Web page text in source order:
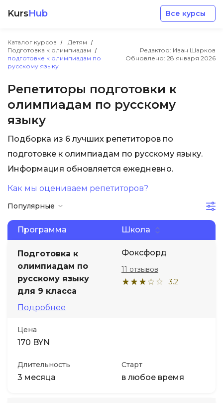
KursHub Все курсы
Каталог курсов
Детям
Подготовка к олимпиадам
подготовке к олимпиадам по
русскому языку
Редактор: Иван Шарков
Обновлено: 28 января 2026
Репетиторы подготовки к
олимпиадам по русскому
языку
Подборка из 6 лучших репетиторов по
подготовке к олимпиадам по русскому языку.
Информация обновляется ежедневно.
Как мы оцениваем репетиторов?
Популярные
Программа Школа
Подготовка к
олимпиадам по
русскому языку
для 9 класса
Подробнее
Фоксфорд
3.2
11 отзывов
Цена
170 BYN
Длительность
3 месяца
Старт
в любое время
Разработка
Маркетинг
Аналитика
Менеджмент
Иностранные языки
Soft Skills
ДПО
Детям